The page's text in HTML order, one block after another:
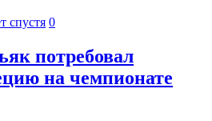
спустя 0
потребовал
на чемпионате